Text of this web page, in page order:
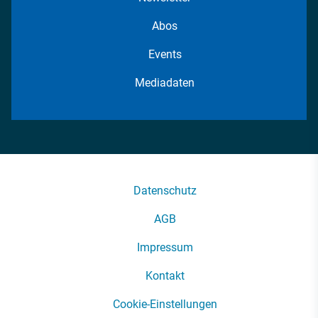
Abos
Events
Mediadaten
Datenschutz
AGB
Impressum
Kontakt
Cookie-Einstellungen